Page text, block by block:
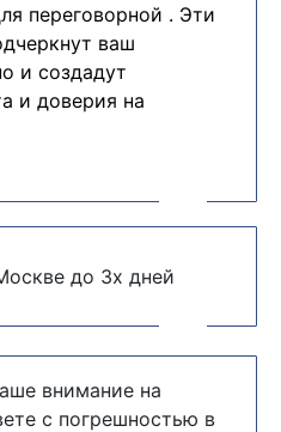
переговорной . Эти
ваш
и создадут
и доверия на
до 3х дней
внимание на
с погрешностью в